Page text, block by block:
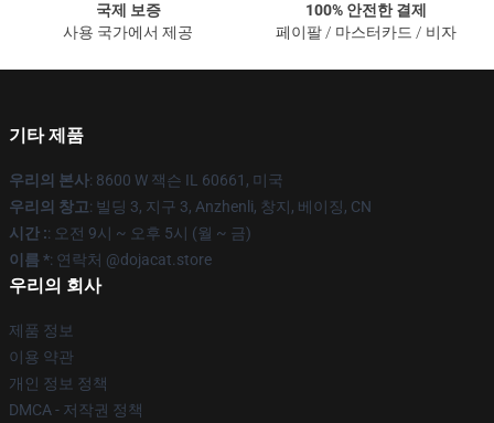
국제 보증
사용 국가에서 제공
100% 안전한 결제
페이팔 / 마스터카드 / 비자
기타 제품
우리의 본사: 8600 W 잭슨 IL 60661, 미국
우리의 창고: 빌딩 3, 지구 3, Anzhenli, 창지, 베이징, CN
시간 :: 오전 9시 ~ 오후 5시 (월 ~ 금)
이름 *: 연락처 @dojacat.store
우리의 회사
제품 정보
이용 약관
개인 정보 정책
DMCA - 저작권 정책